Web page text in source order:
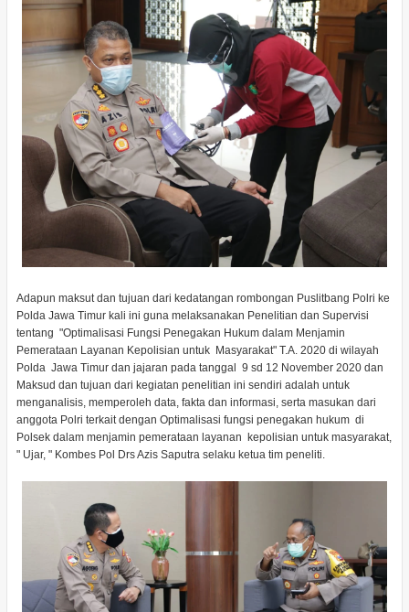
Adapun maksut dan tujuan dari kedatangan rombongan Puslitbang Polri ke
Polda Jawa Timur kali ini guna melaksanakan Penelitian dan Supervisi
tentang "Optimalisasi Fungsi Penegakan Hukum dalam Menjamin
Pemerataan Layanan Kepolisian untuk Masyarakat" T.A. 2020 di wilayah
Polda Jawa Timur dan jajaran pada tanggal 9 sd 12 November 2020 dan
Maksud dan tujuan dari kegiatan penelitian ini sendiri adalah untuk
menganalisis, memperoleh data, fakta dan informasi, serta masukan dari
anggota Polri terkait dengan Optimalisasi fungsi penegakan hukum di
Polsek dalam menjamin pemerataan layanan kepolisian untuk masyarakat,
" Ujar, " Kombes Pol Drs Azis Saputra selaku ketua tim peneliti.